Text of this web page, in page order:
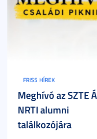
FRISS HÍREK
Meghívó az SZTE
NRTI alumni
találkozójára